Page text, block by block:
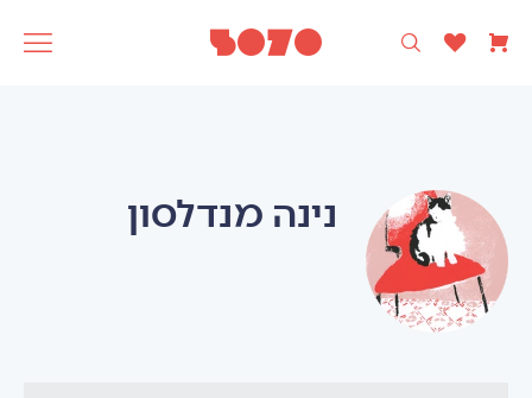
רק עיצוב ישראלי 🩵
אסופהSAGAתוצרת5070
נינה מנדלסון